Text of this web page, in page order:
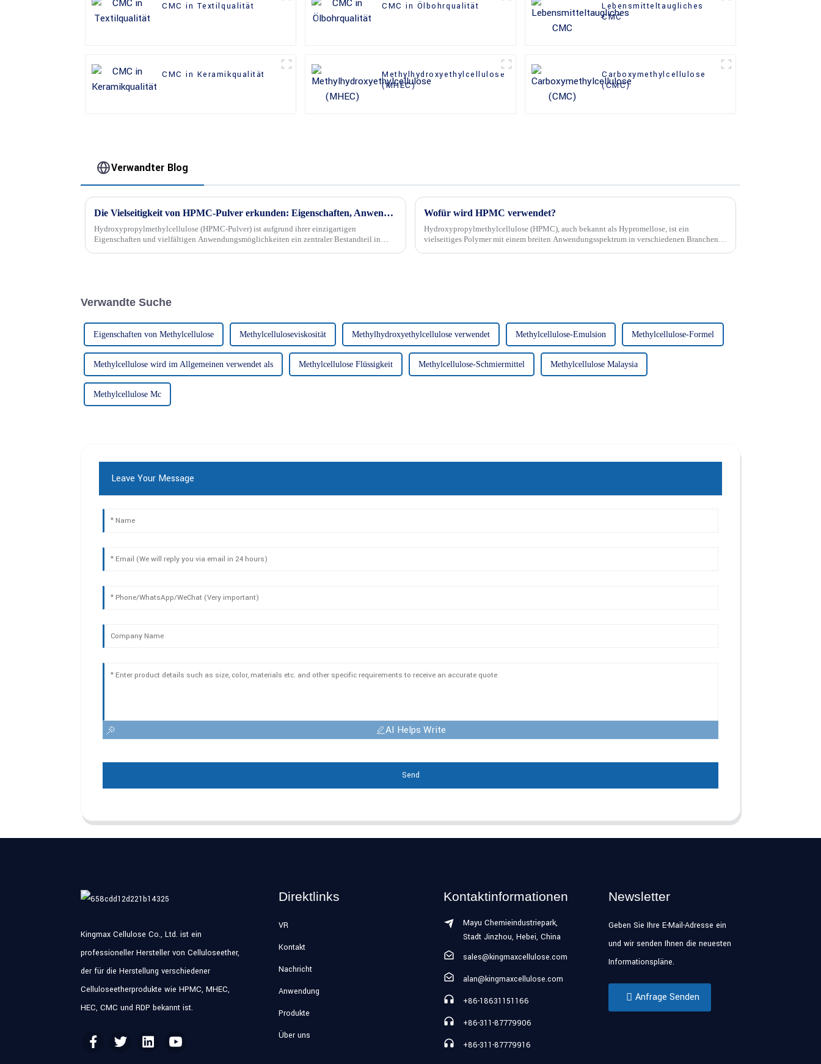
CMC in Textilqualität CMC in Ölbohrqualität
Lebensmitteltaugliches
CMC
CMC in Keramikqualität
Methylhydroxyethylcellulose
(MHEC)
Carboxymethylcellulose
(CMC)
Verwandter Blog
Die Vielseitigkeit von HPMC-Pulver erkunden: Eigenschaften, Anwendungen und Herstellungsprozess
Hydroxypropylmethylcellulose (HPMC-Pulver) ist aufgrund ihrer einzigartigen
Eigenschaften und vielfältigen Anwendungsmöglichkeiten ein zentraler Bestandteil in
Wofür wird HPMC verwendet?
Hydroxypropylmethylcellulose (HPMC), auch bekannt als Hypromellose, ist ein
vielseitiges Polymer mit einem breiten Anwendungsspektrum in verschiedenen Branchen.
Verwandte Suche
Eigenschaften von Methylcellulose Methylcelluloseviskosität Methylhydroxyethylcellulose verwendet Methylcellulose-Emulsion Methylcellulose-Formel
Methylcellulose wird im Allgemeinen verwendet als Methylcellulose Flüssigkeit Methylcellulose-Schmiermittel Methylcellulose Malaysia
Methylcellulose Mc
Leave Your Message
AI Helps Write
Send
Kingmax Cellulose Co., Ltd. ist ein
professioneller Hersteller von Celluloseether,
der für die Herstellung verschiedener
Celluloseetherprodukte wie HPMC, MHEC,
HEC, CMC und RDP bekannt ist.
Direktlinks
VR
Kontakt
Nachricht
Anwendung
Produkte
Über uns
Kontaktinformationen
Mayu Chemieindustriepark,
Stadt Jinzhou, Hebei, China
sales@kingmaxcellulose.com
alan@kingmaxcellulose.com
+86-18631151166
+86-311-87779906
+86-311-87779916
Newsletter
Geben Sie Ihre E-Mail-Adresse ein
und wir senden Ihnen die neuesten
Informationspläne.
Anfrage Senden